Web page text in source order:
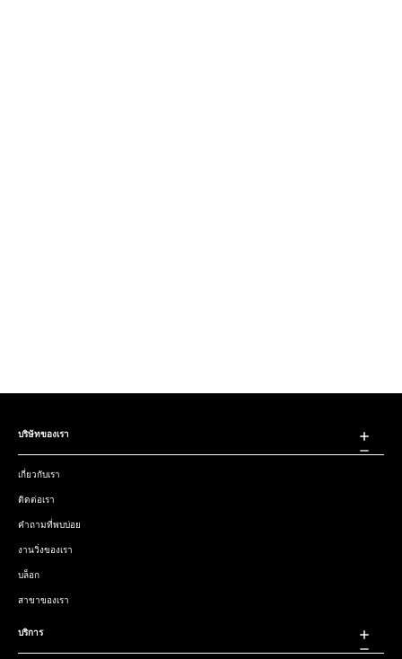
บริษัทของเรา
เกี่ยวกับเรา
ติดต่อเรา
คำถามที่พบบ่อย
งานวิ่งของเรา
บล็อก
สาขาของเรา
บริการ